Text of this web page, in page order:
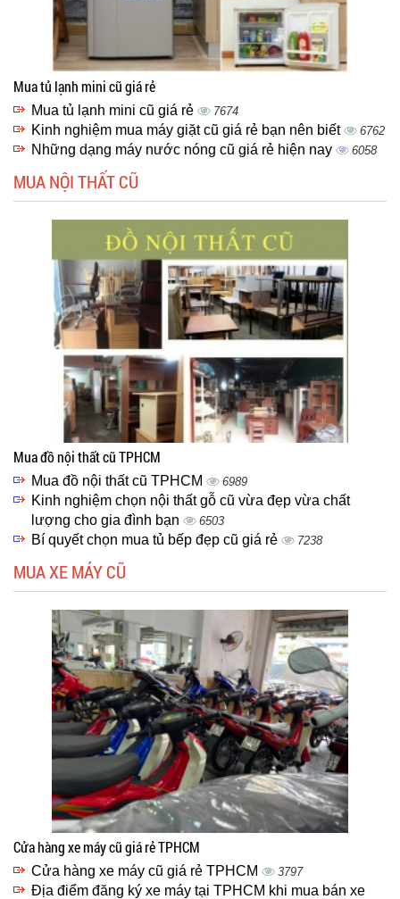
Mua tủ lạnh mini cũ giá rẻ
Mua tủ lạnh mini cũ giá rẻ 7674
Kinh nghiệm mua máy giặt cũ giá rẻ bạn nên biết 6762
Những dạng máy nước nóng cũ giá rẻ hiện nay 6058
MUA NỘI THẤT CŨ
Mua đồ nội thất cũ TPHCM
Mua đồ nội thất cũ TPHCM 6989
Kinh nghiệm chọn nội thất gỗ cũ vừa đẹp vừa chất
lượng cho gia đình bạn
6503
Bí quyết chọn mua tủ bếp đẹp cũ giá rẻ 7238
MUA XE MÁY CŨ
Cửa hàng xe máy cũ giá rẻ TPHCM
Cửa hàng xe máy cũ giá rẻ TPHCM 3797
Địa điểm đăng ký xe máy tại TPHCM khi mua bán xe